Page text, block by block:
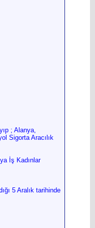
; Alanya,
Sigorta Aracılık
İş Kadınlar
5 Aralık tarihinde